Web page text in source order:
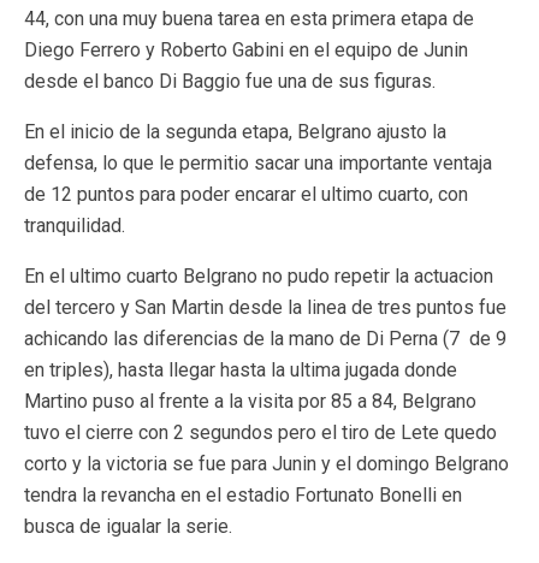
44, con una muy buena tarea en esta primera etapa de
Diego Ferrero y Roberto Gabini en el equipo de Junin
desde el banco Di Baggio fue una de sus figuras.
En el inicio de la segunda etapa, Belgrano ajusto la
defensa, lo que le permitio sacar una importante ventaja
de 12 puntos para poder encarar el ultimo cuarto, con
tranquilidad.
En el ultimo cuarto Belgrano no pudo repetir la actuacion
del tercero y San Martin desde la linea de tres puntos fue
achicando las diferencias de la mano de Di Perna (7 de 9
en triples), hasta llegar hasta la ultima jugada donde
Martino puso al frente a la visita por 85 a 84, Belgrano
tuvo el cierre con 2 segundos pero el tiro de Lete quedo
corto y la victoria se fue para Junin y el domingo Belgrano
tendra la revancha en el estadio Fortunato Bonelli en
busca de igualar la serie.